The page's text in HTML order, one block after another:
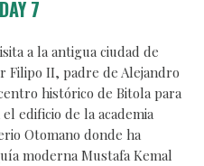
DAY 7
a la antigua ciudad de
Filipo II, padre de Alejandro
histórico de Bitola para
edificio de la academia
Otomano donde ha
moderna Mustafa Kemal